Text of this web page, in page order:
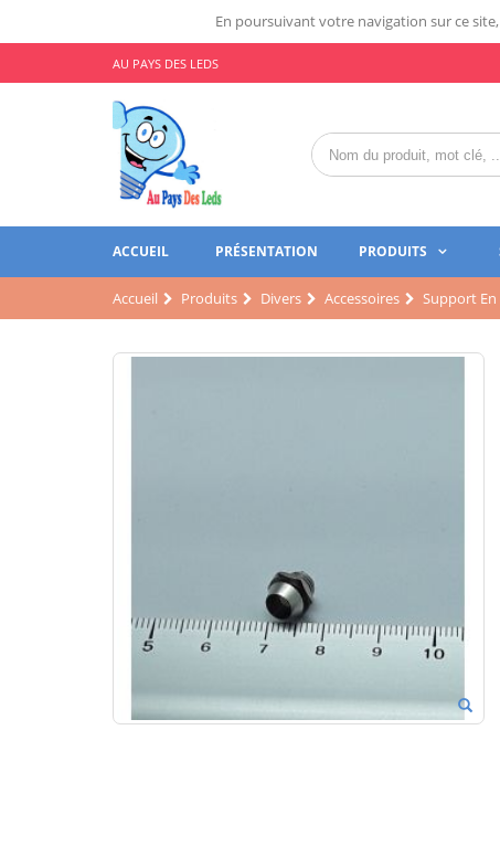
En poursuivant votre navigation sur ce
AU PAYS DES LEDS
ACCUEIL PRÉSENTATION PRODUITS
Accueil Produits Divers Accessoires Support